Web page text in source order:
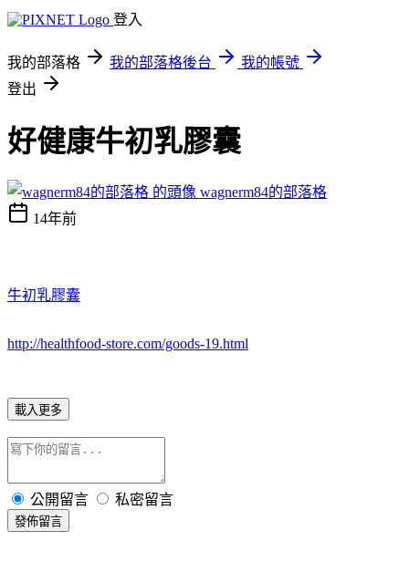
登入
我的部落格 我的部落格後台
我的帳號
登出
好健康牛初乳膠囊
wagnerm84的部落格
14年前
牛初乳膠囊
http://healthfood-store.com/goods-19.html
載入更多
公開留言 私密留言
發佈留言